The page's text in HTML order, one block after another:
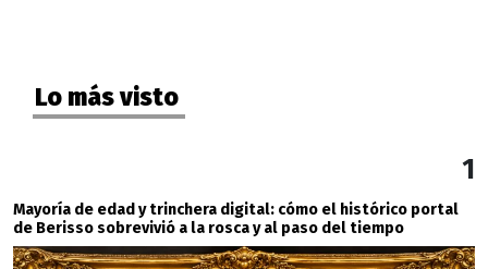
Lo más visto
1
Mayoría de edad y trinchera digital: cómo el histórico portal
de Berisso sobrevivió a la rosca y al paso del tiempo